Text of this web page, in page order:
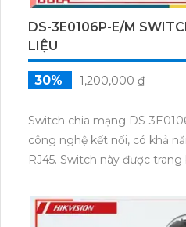
DS-3E0106P-E/M
LIỆU
30% 1,200,000 ₫
Switch chia mạng DS-
công nghệ kết nối, có khả
RJ45. Switch này được
cổng RJ45 và hỗ trợ chuẩn
này cung cấp khả năng